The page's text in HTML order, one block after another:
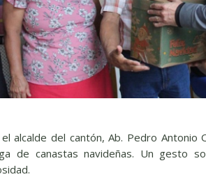
alcalde del cantón, Ab. Pedro
de canastas navideñas. Un gesto